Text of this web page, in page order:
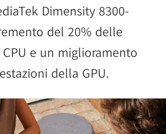
Dimensity 8300-
del 20% delle
e un miglioramento
della GPU.